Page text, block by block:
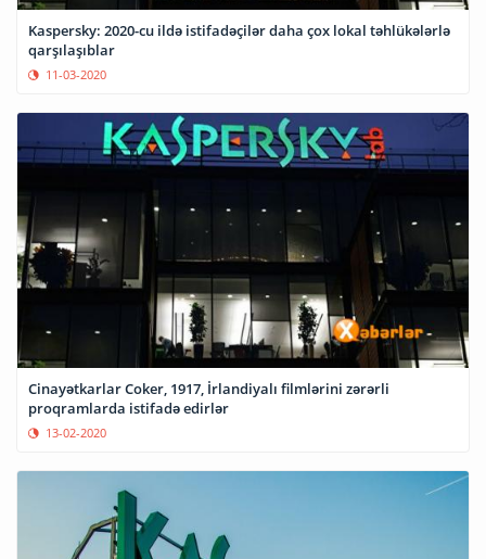
Kaspersky: 2020-cu ildə istifadəçilər daha çox lokal təhlükələrlə
qarşılaşıblar
11-03-2020
Cinayətkarlar Coker, 1917, İrlandiyalı filmlərini zərərli
proqramlarda istifadə edirlər
13-02-2020